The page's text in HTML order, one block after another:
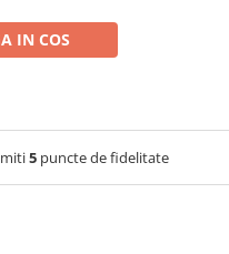
IN COS
5 puncte de fidelitate